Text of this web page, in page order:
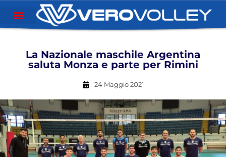
La Nazionale maschile Argentina
saluta Monza e parte per Rimini
24 Maggio 2021